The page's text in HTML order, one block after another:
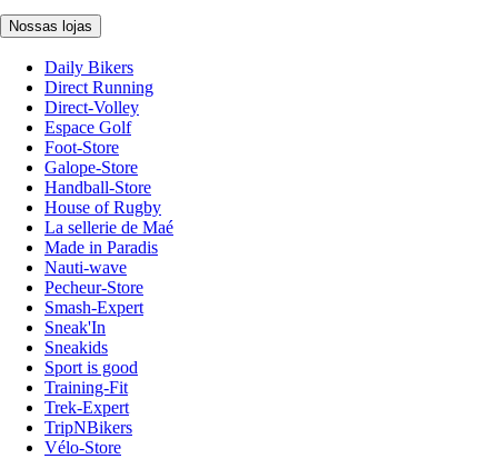
Nossas lojas
Daily Bikers
Direct Running
Direct-Volley
Espace Golf
Foot-Store
Galope-Store
Handball-Store
House of Rugby
La sellerie de Maé
Made in Paradis
Nauti-wave
Pecheur-Store
Smash-Expert
Sneak'In
Sneakids
Sport is good
Training-Fit
Trek-Expert
TripNBikers
Vélo-Store